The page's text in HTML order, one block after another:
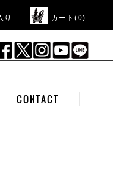
り カート(0)
CONTACT